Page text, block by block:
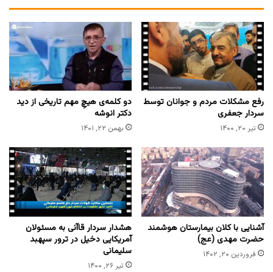
رفع مشکلات مردم و جوانان توسط
سردار جعفری
تیر ۲۰, ۱۴۰۰
دو کلمه‌ی هیچِ مهم تاریخی از دید
دکتر انوشه
بهمن ۲۲, ۱۴۰۱
آشنایی با کلان بیمارستان هوشمند
حضرت مهدی (عج)
فروردین ۲۰, ۱۴۰۲
هشدار سردار قاآنی به مسئولان
آمریکایی دخیل در ترور سپهبد
سلیمانی
تیر ۲۶, ۱۴۰۰